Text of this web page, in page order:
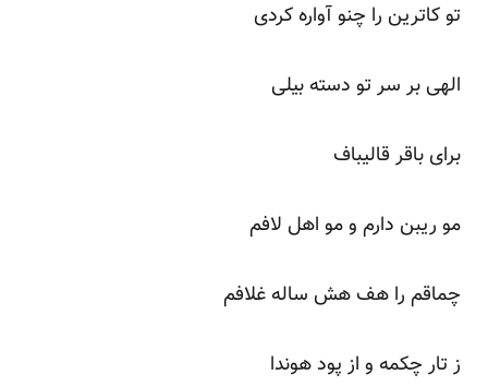
تو کاترین را چنو آواره کردی
الهی بر سر تو دسته بیلی
برای باقر قالیباف
مو ریبن دارم و مو اهل لافم
چماقم را هف هش ساله غلافم
ز تار چکمه و از پود هوندا